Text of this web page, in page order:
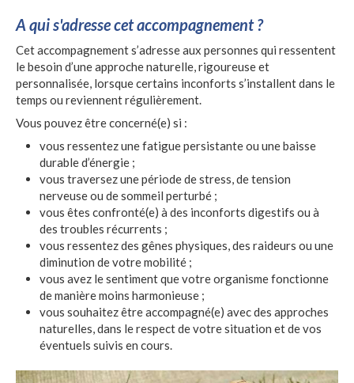
A qui s'adresse cet accompagnement ?
Cet accompagnement s’adresse aux personnes qui ressentent
le besoin d’une approche naturelle, rigoureuse et
personnalisée, lorsque certains inconforts s’installent dans le
temps ou reviennent régulièrement.
Vous pouvez être concerné(e) si :
vous ressentez une fatigue persistante ou une baisse
durable d’énergie ;
vous traversez une période de stress, de tension
nerveuse ou de sommeil perturbé ;
vous êtes confronté(e) à des inconforts digestifs ou à
des troubles récurrents ;
vous ressentez des gênes physiques, des raideurs ou une
diminution de votre mobilité ;
vous avez le sentiment que votre organisme fonctionne
de manière moins harmonieuse ;
vous souhaitez être accompagné(e) avec des approches
naturelles, dans le respect de votre situation et de vos
éventuels suivis en cours.